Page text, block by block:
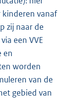
kinderen vanaf
zij naar de
een VVE
en
worden
van de
gebied van